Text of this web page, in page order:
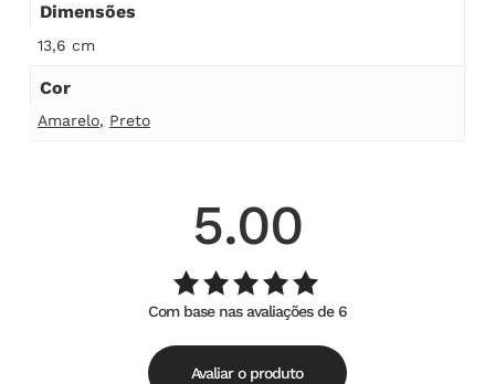
Dimensões
13,6 cm
Cor
Amarelo, Preto
5.00
Avaliação
5.00de
5
Com base nas avaliações de 6
Avaliar o produto